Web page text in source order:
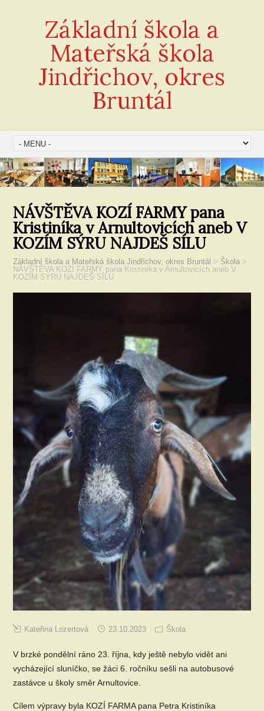
Základní škola a
Mateřská škola
Jindřichov, okres
Bruntál
NÁVŠTĚVA KOZÍ FARMY pana
Kristiníka v Arnultovicích aneb V
KOZÍM SÝRU NAJDEŠ SÍLU
Základní škola a Mateřská škola Jindřichov, okres Bruntál > Škola >
NÁVŠTĚVA KOZÍ FARMY pana Kristiníka v Arnultovicích aneb V
KOZÍM SÝRU NAJDEŠ SÍLU
Kateřina Lozertová 23.10.2023 Škola
V brzké pondělní ráno 23. října, kdy ještě nebylo vidět ani
vycházející sluníčko, se žáci 6. ročníku sešli na autobusové
zastávce u školy směr Arnultovice.
Cílem výpravy byla KOZÍ FARMA pana Petra Kristiníka